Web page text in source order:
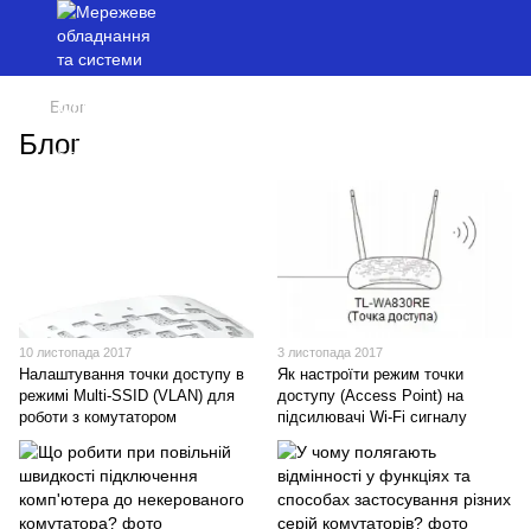
Блог
Блог
10 листопада 2017
Налаштування точки доступу в
режимі Multi-SSID (VLAN) для
роботи з комутатором
3 листопада 2017
Як настроїти режим точки
доступу (Access Point) на
підсилювачі Wi-Fi сигналу